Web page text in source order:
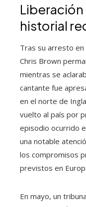
Liberación
historial
Tras su arresto en
Chris Brown
mientras se
cantante fue
en el norte de
vuelto al país por
episodio ocurrido
una notable
los compromisos
previstos en
En mayo, un